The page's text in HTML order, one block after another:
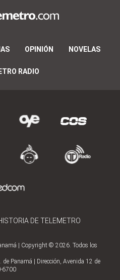
OPINIÓN NOVELAS
RADIO
DE TELEMETRO
| Copyright © 2026. Todos los
Panamá | Dirección, Avenida 12 de
6700